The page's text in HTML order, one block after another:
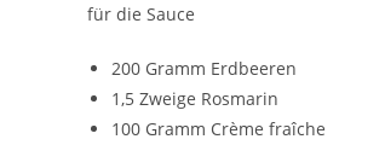
für die Sauce
200 Gramm Erdbeeren
1,5 Zweige Rosmarin
100 Gramm Crème fraîche